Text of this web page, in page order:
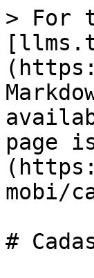
> For
page
mobi/
#